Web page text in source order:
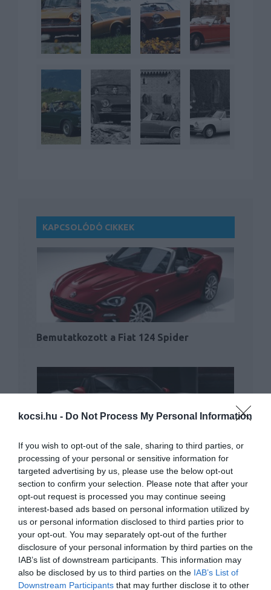
kocsi.hu - Do Not Process My Personal Information
If you wish to opt-out of the sale, sharing to third parties, or
processing of your personal or sensitive information for
targeted advertising by us, please use the below opt-out
section to confirm your selection. Please note that after your
opt-out request is processed you may continue seeing
interest-based ads based on personal information utilized by
us or personal information disclosed to third parties prior to
your opt-out. You may separately opt-out of the further
disclosure of your personal information by third parties on the
IAB’s list of downstream participants. This information may
also be disclosed by us to third parties on the IAB’s List of
Downstream Participants that may further disclose it to other
KAPCSOLÓDÓ CIKKEK
Bemutatkozott a Fiat 124 Spider
Abarth kivitelben is itt a Fiat 124 Spider
Szabadidős ruhában az új kompakt Fiat